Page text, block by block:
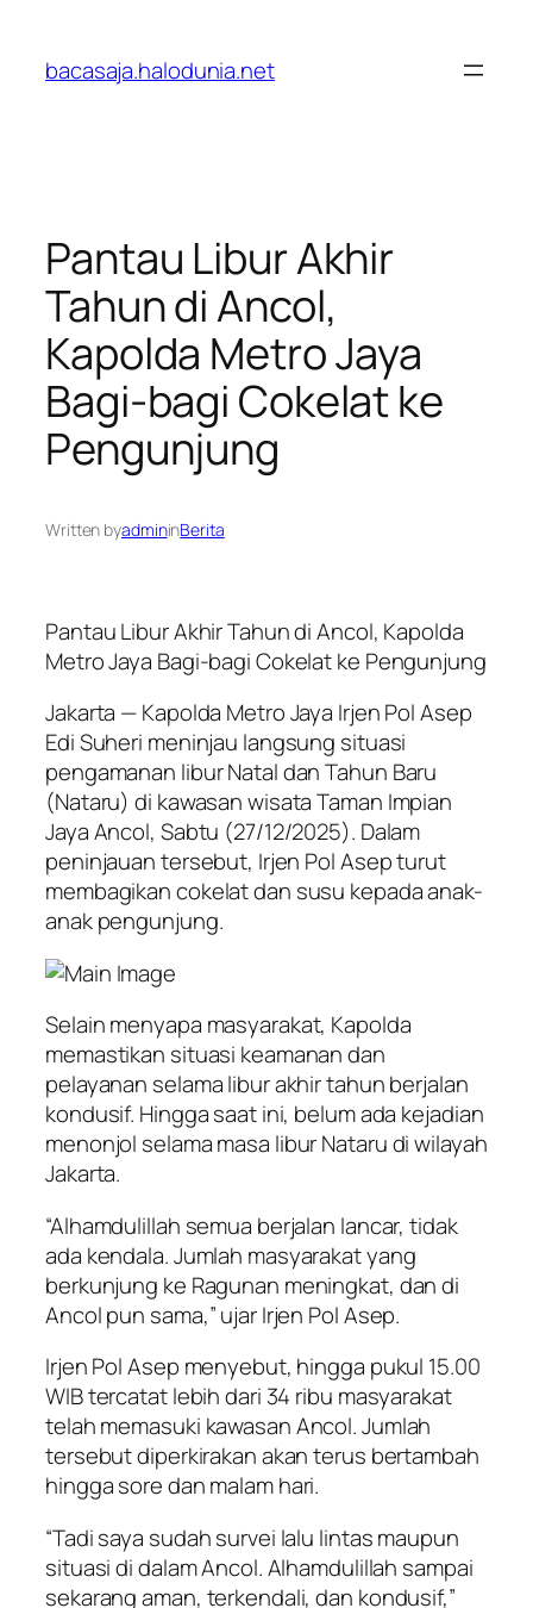
konten
bacasaja.halodunia.net
Pantau Libur Akhir
Tahun di Ancol,
Kapolda Metro Jaya
Bagi-bagi Cokelat ke
Pengunjung
Written byadmininBerita
Pantau Libur Akhir Tahun di Ancol, Kapolda
Metro Jaya Bagi-bagi Cokelat ke Pengunjung
Jakarta — Kapolda Metro Jaya Irjen Pol Asep
Edi Suheri meninjau langsung situasi
pengamanan libur Natal dan Tahun Baru
(Nataru) di kawasan wisata Taman Impian
Jaya Ancol, Sabtu (27/12/2025). Dalam
peninjauan tersebut, Irjen Pol Asep turut
membagikan cokelat dan susu kepada anak-
anak pengunjung.
Selain menyapa masyarakat, Kapolda
memastikan situasi keamanan dan
pelayanan selama libur akhir tahun berjalan
kondusif. Hingga saat ini, belum ada kejadian
menonjol selama masa libur Nataru di wilayah
Jakarta.
“Alhamdulillah semua berjalan lancar, tidak
ada kendala. Jumlah masyarakat yang
berkunjung ke Ragunan meningkat, dan di
Ancol pun sama,” ujar Irjen Pol Asep.
Irjen Pol Asep menyebut, hingga pukul 15.00
WIB tercatat lebih dari 34 ribu masyarakat
telah memasuki kawasan Ancol. Jumlah
tersebut diperkirakan akan terus bertambah
hingga sore dan malam hari.
“Tadi saya sudah survei lalu lintas maupun
situasi di dalam Ancol. Alhamdulillah sampai
sekarang aman, terkendali, dan kondusif,”